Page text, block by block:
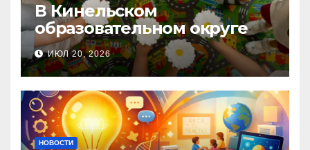
В Кинельском
образовательном округе
прошла Неделя правовой
помощи, посвящённая Дню
семьи, любви и верности
ИЮЛ 20, 2026
НОВОСТИ